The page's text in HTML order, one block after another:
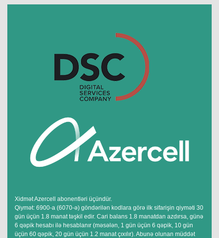
Xidmət Azercell abonentləri üçündür.
Qiymət: 6900-a (6070-ə) göndərilən kodlara görə ilk sifarişin qiyməti 30
gün üçün 1.8 manat təşkil edir. Cari balans 1.8 manatdan azdırsa, günə
6 qəpik hesabı ilə hesablanır (məsələn, 1 gün üçün 6 qəpik, 10 gün
üçün 60 qəpik, 20 gün üçün 1.2 manat çıxılır). Abunə olunan müddət